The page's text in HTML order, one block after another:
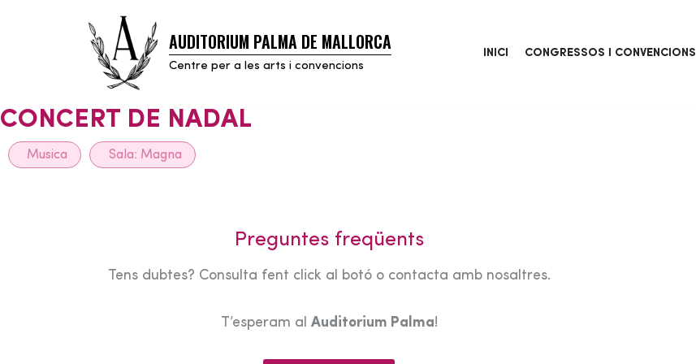
AUDITORIUM PALMA DE MALLORCA
Centre per a les arts i convencions
INICI CONGRESSOS I CONVENCIONS
CONCERT DE NADAL
Musica Sala: Magna
Preguntes freqüents
Tens dubtes? Consulta fent click al botó o contacta amb nosaltres.
T’esperam al Auditorium Palma!